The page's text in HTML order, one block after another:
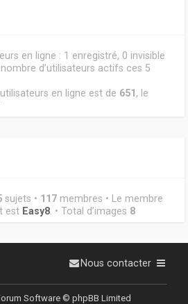
en ligne : 1 enregistré, 0 invisible
d’utilisateurs actifs ces 5
en ligne est de 651 , le
sujets • 117 membres • Le membre
est Easy8 . • Total d’images 8
Nous contacter
Software © phpBB Limited